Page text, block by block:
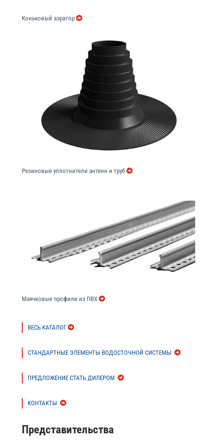
Коньковый аэратор
Резиновые уплотнители антенн и труб
Маячковые профили из ПВХ
ВЕСЬ КАТАЛОГ
СТАНДАРТНЫЕ ЭЛЕМЕНТЫ ВОДОСТОЧНОЙ СИСТЕМЫ
ПРЕДЛОЖЕНИЕ СТАТЬ ДИЛЕРОМ
КОНТАКТЫ
Представительства